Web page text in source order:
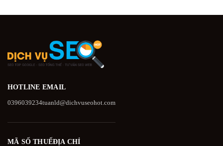
HOTLINE
0396039234
EMAIL
tuanld@dichvuseohot.com
MÃ SỐ THUẾĐỊA CHỈ